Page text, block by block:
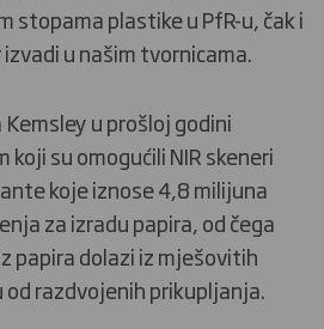
stopama plastike u PfR-u, čak i
u našim tvornicama.
u prošloj godini
su omogućili NIR skeneri
koje iznose 4,8 milijuna
za izradu papira, od čega
papira dolazi iz mješovitih
razdvojenih prikupljanja.